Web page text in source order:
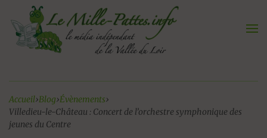
contenu
Accueil›Blog›Évènements›
Villedieu-le-Château : Concert de l’orchestre symphonique des
jeunes du Centre